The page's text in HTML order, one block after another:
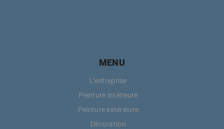
MENU
L’entreprise
Peinture intérieure
Peinture extérieure
Décoration